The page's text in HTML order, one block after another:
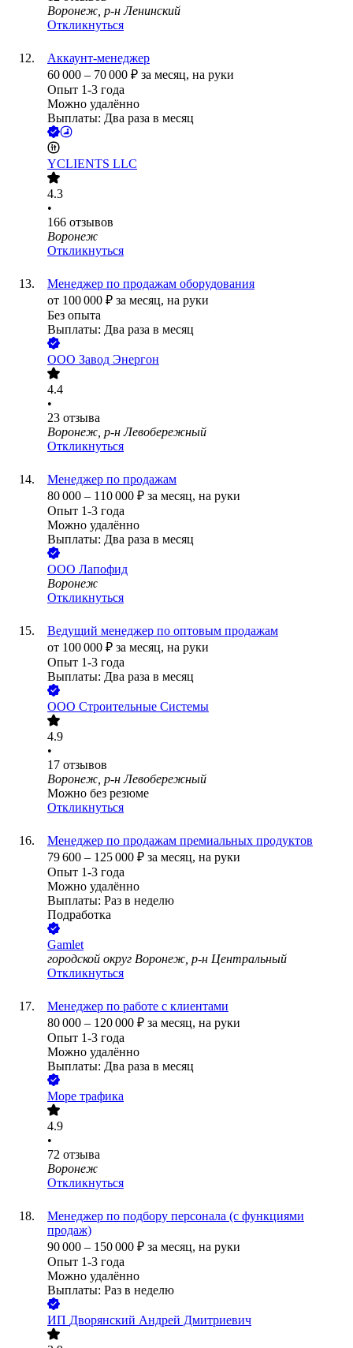
Воронеж, р-н Ленинский
Откликнуться
Аккаунт-менеджер
60 000 – 70 000 ₽ за месяц, на руки
Опыт 1-3 года
Можно удалённо
Выплаты: Два раза в месяц
YCLIENTS LLC
4.3
•
166 отзывов
Воронеж
Откликнуться
Менеджер по продажам оборудования
от 100 000 ₽ за месяц, на руки
Без опыта
Выплаты: Два раза в месяц
ООО Завод Энергон
4.4
•
23 отзыва
Воронеж, р-н Левобережный
Откликнуться
Менеджер по продажам
80 000 – 110 000 ₽ за месяц, на руки
Опыт 1-3 года
Можно удалённо
Выплаты: Два раза в месяц
ООО Лапофид
Воронеж
Откликнуться
Ведущий менеджер по оптовым продажам
от 100 000 ₽ за месяц, на руки
Опыт 1-3 года
Выплаты: Два раза в месяц
ООО Строительные Системы
4.9
•
17 отзывов
Воронеж, р-н Левобережный
Можно без резюме
Откликнуться
Менеджер по продажам премиальных продуктов
79 600 – 125 000 ₽ за месяц, на руки
Опыт 1-3 года
Можно удалённо
Выплаты: Раз в неделю
Подработка
Gamlet
городской округ Воронеж, р-н Центральный
Откликнуться
Менеджер по работе с клиентами
80 000 – 120 000 ₽ за месяц, на руки
Опыт 1-3 года
Можно удалённо
Выплаты: Два раза в месяц
Море трафика
4.9
•
72 отзыва
Воронеж
Откликнуться
Менеджер по подбору персонала (с функциями
продаж)
90 000 – 150 000 ₽ за месяц, на руки
Опыт 1-3 года
Можно удалённо
Выплаты: Раз в неделю
ИП Дворянский Андрей Дмитриевич